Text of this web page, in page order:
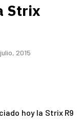
Strix
2015
hoy la Strix R9